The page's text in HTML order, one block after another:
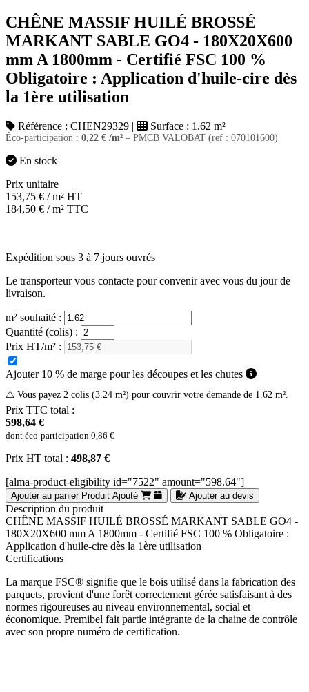
CHÊNE MASSIF HUILÉ BROSSÉ
MARKANT SABLE GO4 - 180X20X600
mm A 1800mm - Certifié FSC 100 %
Obligatoire : Application d'huile-cire dès
la 1ère utilisation
Référence : CHEN29329 | Surface : 1.62 m²
Éco-participation : 0,22 € /m² – PMCB VALOBAT (ref : 070101600)
En stock
Prix unitaire
153,75 € / m² HT
184,50 € / m² TTC
Expédition sous 3 à 7 jours ouvrés
Le transporteur vous contacte pour convenir avec vous du jour de
livraison.
m² souhaité :
Quantité (colis) :
Prix HT/m² :
Ajouter 10 % de marge pour les découpes et les chutes
⚠️ Vous payez 2 colis (3.24 m²) pour couvrir votre demande de 1.62 m².
Prix TTC total :
598,64 €
dont éco-participation 0,86 €
Prix HT total : 498,87 €
[alma-product-eligibility id="7522" amount="598.64"]
Ajouter au panier Produit Ajouté Ajouter au devis
Description du produit
CHÊNE MASSIF HUILÉ BROSSÉ MARKANT SABLE GO4 -
180X20X600 mm A 1800mm - Certifié FSC 100 % Obligatoire :
Application d'huile-cire dès la 1ère utilisation
Certifications
La marque FSC® signifie que le bois utilisé dans la fabrication des
parquets, provient d'une forêt correctement gérée satisfaisant à des
normes rigoureuses au niveau environnemental, social et
économique. Premibel fait partie intégrante de la chaine de contrôle
avec son propre numéro de certification.